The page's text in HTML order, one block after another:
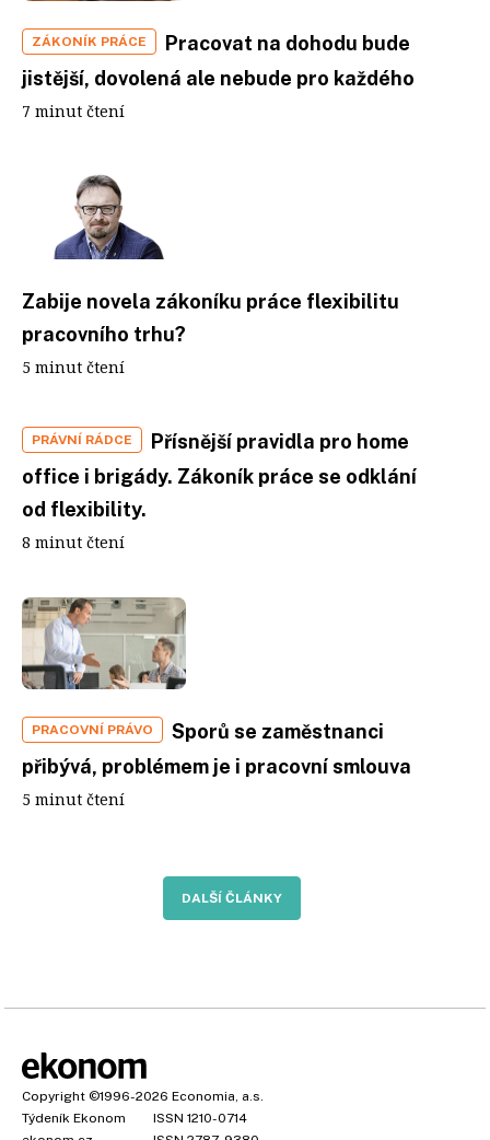
ZÁKONÍK PRÁCE
Pracovat na dohodu bude
jistější, dovolená ale nebude pro každého
7 minut čtení
Zabije novela zákoníku práce flexibilitu
pracovního trhu?
5 minut čtení
PRÁVNÍ RÁDCE
Přísnější pravidla pro home
office i brigády. Zákoník práce se odklání
od flexibility.
8 minut čtení
PRACOVNÍ PRÁVO
Sporů se zaměstnanci
přibývá, problémem je i pracovní smlouva
5 minut čtení
DALŠÍ ČLÁNKY
Copyright ©1996-2026 Economia, a.s.
Týdeník Ekonom
ISSN 1210-0714